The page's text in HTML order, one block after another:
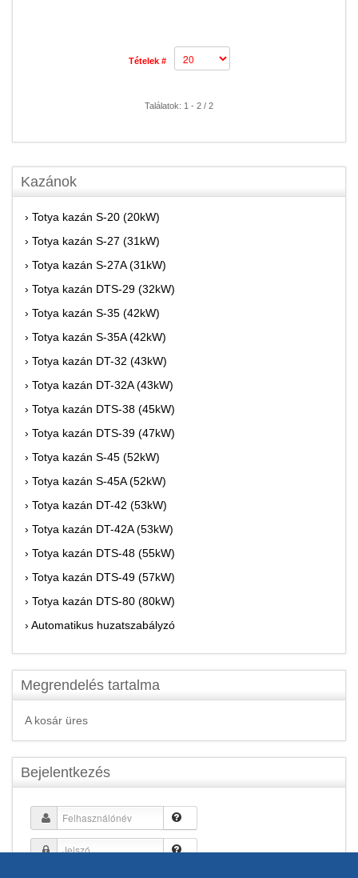
Tételek #
Találatok: 1 - 2 / 2
Kazánok
› Totya kazán S-20 (20kW)
› Totya kazán S-27 (31kW)
› Totya kazán S-27A (31kW)
› Totya kazán DTS-29 (32kW)
› Totya kazán S-35 (42kW)
› Totya kazán S-35A (42kW)
› Totya kazán DT-32 (43kW)
› Totya kazán DT-32A (43kW)
› Totya kazán DTS-38 (45kW)
› Totya kazán DTS-39 (47kW)
› Totya kazán S-45 (52kW)
› Totya kazán S-45A (52kW)
› Totya kazán DT-42 (53kW)
› Totya kazán DT-42A (53kW)
› Totya kazán DTS-48 (55kW)
› Totya kazán DTS-49 (57kW)
› Totya kazán DTS-80 (80kW)
› Automatikus huzatszabályzó
Megrendelés tartalma
A kosár üres
Bejelentkezés